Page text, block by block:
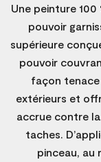
Une peinture
pouvoir
supérieure
pouvoir
façon
extérieurs et
accrue contre
taches.
pinceau, au